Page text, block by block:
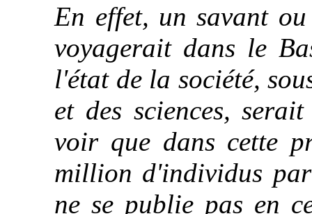
En effet, un savant
voyagerait dans le
l'état de la société,
et des sciences,
voir que dans cette
million d'individus
ne se publie pas en